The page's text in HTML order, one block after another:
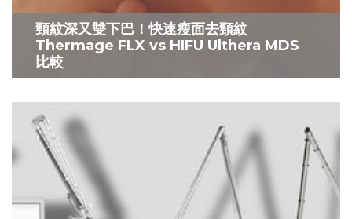
頸紋深又雙下巴！快速瘦面去頸紋
Thermage FLX vs HIFU Ulthera MDS
比較